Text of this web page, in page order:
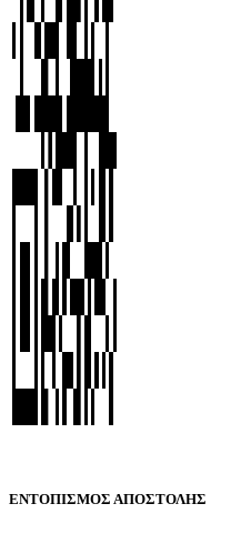
ΕΝΤΟΠΙΣΜΟΣ ΑΠΟΣΤΟΛΗΣ